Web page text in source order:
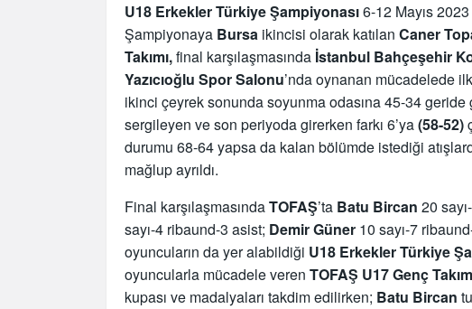
U18 Erkekler Türkiye Şampiyonası6-12 Mayıs
Şampiyonaya Bursa ikincisi olarak katılan Caner
Takımı,final karşılaşmasında İstanbul Bahçeşehir
Yazıcıoğlu Spor Salonu’nda oynanan mücadelede
ikinci çeyrek sonunda soyunma odasına 45-34
sergileyen ve son periyoda girerken farkı 6’ya(58-52)
durumu 68-64 yapsa da kalan bölümde istediği
mağlup ayrıldı.
Final karşılaşmasındaTOFAŞ’ta Batu Bircan 20
sayı-4 ribaund-3 asist; Demir Güner 10 sayı-7
oyuncuların da yer alabildiği U18 Erkekler Türkiye
oyuncularla mücadele veren TOFAŞ U17 Genç
kupası ve madalyaları takdim edilirken; Batu Bircan